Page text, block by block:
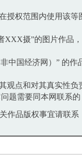
权范围内使用该等
摄”的图片作品
中国经济网）” 的作
观点和对其真实性负
题需要同本网联系
作品版权事宜请联系